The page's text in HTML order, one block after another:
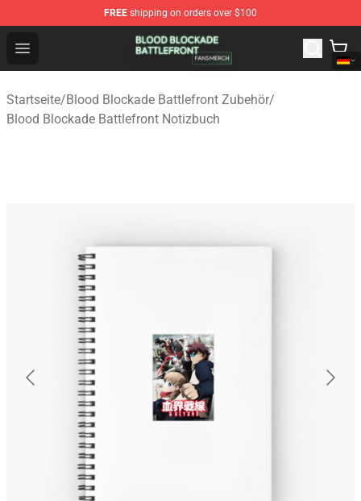
FREE shipping on orders over $100
Open menu
Blood Blockade Battlefront Shop - Official Blood
Startseite/Blood Blockade Battlefront Zubehör/
Blood Blockade Battlefront Notizbuch